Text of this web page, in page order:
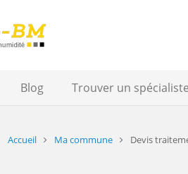
Blog Trouver un spécialiste
Accueil Ma commune Devis